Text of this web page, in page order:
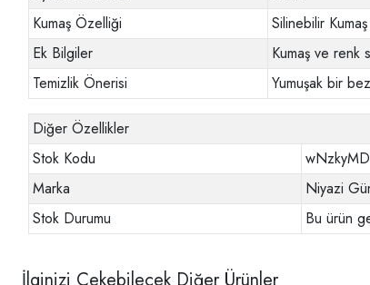
Kumaş Özelliği
Silinebilir Kumaş
Ek Bilgiler
Kumaş ve renk
Temizlik Önerisi
Yumuşak bir
Diğer Özellikler
Stok Kodu
Marka
Niyazi
Stok Durumu
Bu ürün
İlginizi Çekebilecek Diğer Ürünler